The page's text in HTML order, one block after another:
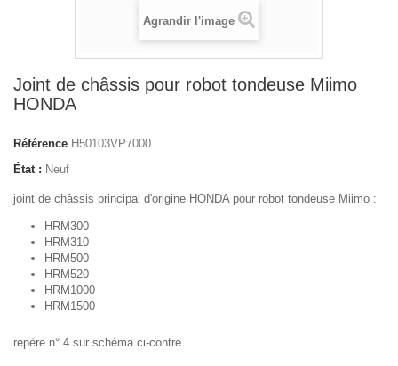
Agrandir l'image
Joint de châssis pour robot tondeuse Miimo
HONDA
Référence H50103VP7000
État : Neuf
joint de châssis principal d'origine HONDA pour robot tondeuse Miimo :
HRM300
HRM310
HRM500
HRM520
HRM1000
HRM1500
repère n° 4 sur schéma ci-contre